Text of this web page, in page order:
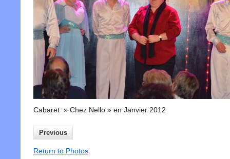
Cabaret » Chez Nello » en Janvier 2012
Previous
Return to Photos